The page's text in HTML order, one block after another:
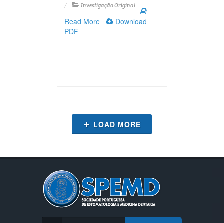
Investigação Original
Read More
Download
PDF
LOAD MORE